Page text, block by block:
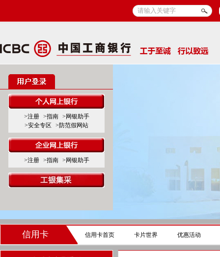
>注册 >指南
>网银助手
>安全专区
>防范假网站
>注册 >指南 >网银助手
信用卡 信用卡首页 卡片世界 优惠活动